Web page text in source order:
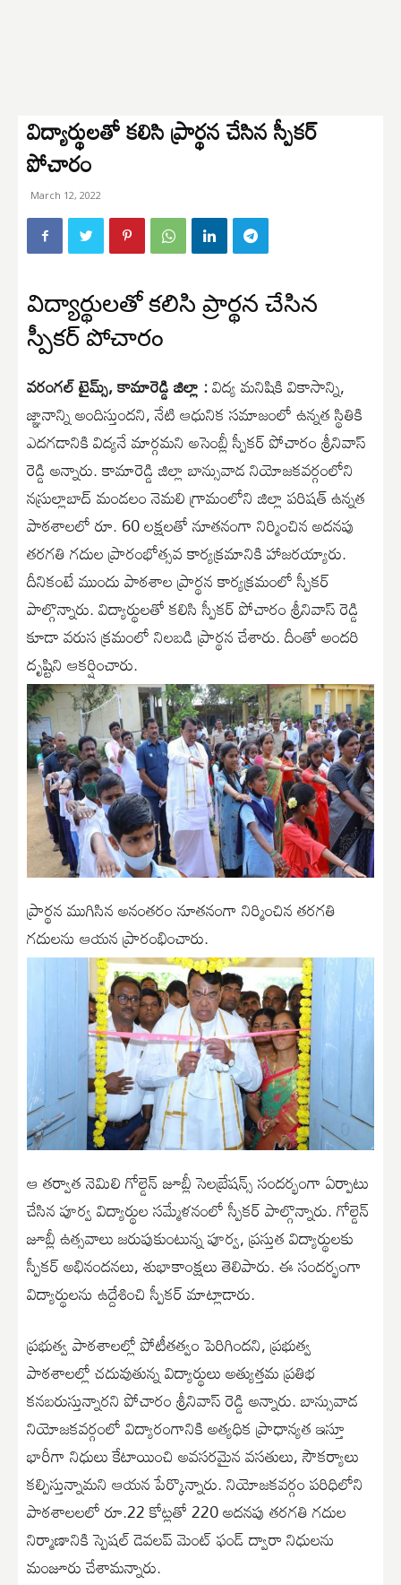
విద్యార్థులతో కలిసి ప్రార్థన చేసిన స్పీకర్
పోచారం
March 12, 2022
విద్యార్థులతో కలిసి ప్రార్థన చేసిన
స్పీకర్ పోచారం
వరంగల్ టైమ్స్, కామారెడ్డి జిల్లా :విద్య మనిషికి వికాసాన్ని,
జ్ఞానాన్ని అందిస్తుందని, నేటి ఆధునిక సమాజంలో ఉన్నత స్థితికి
ఎదగడానికి విద్యనే మార్గమని అసెంబ్లీ స్పీకర్ పోచారం శ్రీనివాస్
రెడ్డి అన్నారు. కామారెడ్డి జిల్లా బాన్సువాడ నియోజకవర్గంలోని
నస్రుల్లాబాద్ మండలం నెమలి గ్రామంలోని జిల్లా పరిషత్ ఉన్నత
పాఠశాలలో రూ. 60 లక్షలతో నూతనంగా నిర్మించిన అదనపు
తరగతి గదుల ప్రారంభోత్సవ కార్యక్రమానికి హాజరయ్యారు.
దీనికంటే ముందు పాఠశాల ప్రార్థన కార్యక్రమంలో స్పీకర్
పాల్గొన్నారు. విద్యార్థులతో కలిసి స్పీకర్ పోచారం శ్రీనివాస్ రెడ్డి
కూడా వరుస క్రమంలో నిలబడి ప్రార్థన చేశారు. దీంతో అందరి
దృష్టిని ఆకర్షించారు.
ప్రార్థన ముగిసిన అనంతరం నూతనంగా నిర్మించిన తరగతి
గదులను ఆయన ప్రారంభించారు.
ఆ తర్వాత నెమిలి గోల్డెన్ జూబ్లీ సెలబ్రేషన్స్ సందర్భంగా ఏర్పాటు
చేసిన పూర్వ విద్యార్థుల సమ్మేళనంలో స్పీకర్ పాల్గొన్నారు. గోల్డెన్
జూబ్లీ ఉత్సవాలు జరుపుకుంటున్న పూర్వ, ప్రస్తుత విద్యార్థులకు
స్పీకర్ అభినందనలు, శుభాకాంక్షలు తెలిపారు. ఈ సందర్భంగా
విద్యార్థులను ఉద్దేశించి స్పీకర్ మాట్లాడారు.
ప్రభుత్వ పాఠశాలల్లో పోటీతత్వం పెరిగిందని, ప్రభుత్వ
పాఠశాలల్లో చదువుతున్న విద్యార్థులు అత్యుత్తమ ప్రతిభ
కనబరుస్తున్నారని పోచారం శ్రీనివాస్ రెడ్డి అన్నారు. బాన్సువాడ
నియోజకవర్గంలో విద్యారంగానికి అత్యధిక ప్రాధాన్యత ఇస్తూ
భారీగా నిధులు కేటాయించి అవసరమైన వసతులు, సౌకర్యాలు
కల్పిస్తున్నామని ఆయన పేర్కొన్నారు. నియోజకవర్గం పరిధిలోని
పాఠశాలలలో రూ.22 కోట్లతో 220 అదనపు తరగతి గదుల
నిర్మాణానికి స్పెషల్ డెవలప్ మెంట్ ఫండ్ ద్వారా నిధులను
మంజూరు చేశామన్నారు.